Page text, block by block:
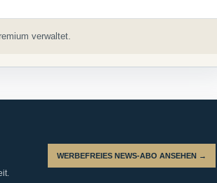
verwaltet.
WERBEFREIES NEWS-ABO ANSEHEN →